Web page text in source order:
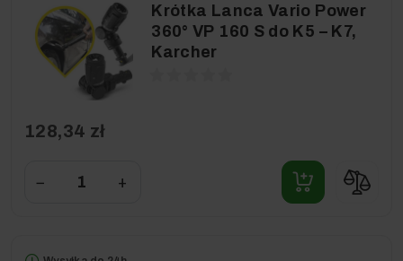
Krótka Lanca Vario Power
360° VP 160 S do K5 – K7,
Karcher
128,34 zł
− +